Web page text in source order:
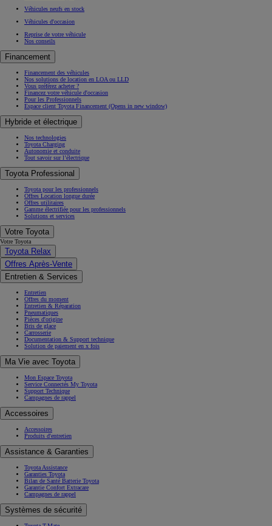
Véhicules neufs en stock
Véhicules d'occasion
Reprise de votre véhicule
Nos conseils
Financement
Financement des véhicules
Nos solutions de location en LOA ou LLD
Vous préférez acheter ?
Financez votre véhicule d'occasion
Pour les Professionnels
Espace client Toyota Financement (Opens in new window)
Hybride et électrique
Nos technologies
Toyota Charging
Autonomie et conduite
Tout savoir sur l’électrique
Toyota Professional
Toyota pour les professionnels
Offres Location longue durée
Offres utilitaires
Gamme électrifiée pour les professionnels
Solutions et services
Votre Toyota
Votre Toyota
Toyota Relax
Offres Après-Vente
Entretien & Services
Entretien
Offres du moment
Entretien & Réparation
Pneumatiques
Pièces d'origine
Bris de glace
Carrosserie
Documentation & Support technique
Solution de paiement en x fois
Ma Vie avec Toyota
Mon Espace Toyota
Service Connectés My Toyota
Support Technique
Campagnes de rappel
Accessoires
Accessoires
Produits d'entretien
Assistance & Garanties
Toyota Assistance
Garanties Toyota
Bilan de Santé Batterie Toyota
Garantie Confort Extracare
Campagnes de rappel
Systèmes de sécurité